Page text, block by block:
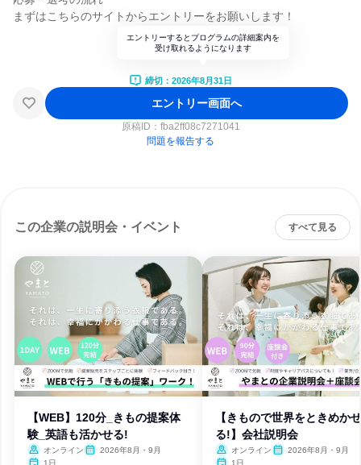
まずはこちらのサイトからエントリーをお願いします！
エントリーするとプログラムの詳細案内を
受け取れるようになります
締切：2026年8月31日
エントリー画面へ
原稿ID： fba2ff08c7271041
問題を報告する
この企業の説明会・イベント すべて見る
【WEB】120分_きもの提案体
験_英語も活かせる!
オンライン
2026年8月・9月
【きもので世界をときめかせ
る!】会社説明会
オンライン
2026年8月・9月